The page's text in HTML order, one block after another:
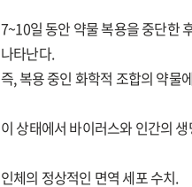
7~10일 동안 약물 복용을 중단한
나타난다.
즉, 복용 중인 화학적 조합의 약물
이 상태에서 바이러스와 인간의
인체의 정상적인 면역 세포 수치.